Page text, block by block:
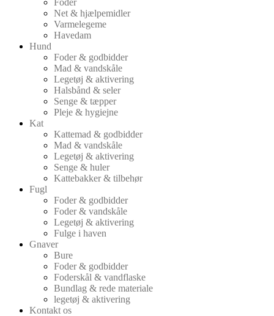
Net & hjælpemidler
Varmelegeme
Havedam
Hund
Foder & godbidder
Mad & vandskåle
Legetøj & aktivering
Halsbånd & seler
Senge & tæpper
Pleje & hygiejne
Kat
Kattemad & godbidder
Mad & vandskåle
Legetøj & aktivering
Senge & huler
Kattebakker & tilbehør
Fugl
Foder & godbidder
Foder & vandskåle
Legetøj & aktivering
Fulge i haven
Gnaver
Bure
Foder & godbidder
Foderskål & vandflaske
Bundlag & rede materiale
legetøj & aktivering
Kontakt os